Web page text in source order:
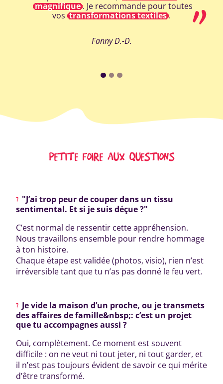
magnifique. Je recommande pour toutes
vos transformations textiles .
Fanny D.-D.
PETITE FOIRE AUX QUESTIONS
"J’ai trop peur de couper dans un tissu
sentimental. Et si je suis déçue ?"
C’est normal de ressentir cette appréhension.
Nous travaillons ensemble pour rendre hommage
à ton histoire.
Chaque étape est validée (photos, visio), rien n’est
irréversible tant que tu n’as pas donné le feu vert.
Je vide la maison d’un proche, ou je transmets
des affaires de famille&nbsp;: c’est un projet
que tu accompagnes aussi ?
Oui, complètement. Ce moment est souvent
difficile : on ne veut ni tout jeter, ni tout garder, et
il n’est pas toujours évident de savoir ce qui mérite
d’être transformé.